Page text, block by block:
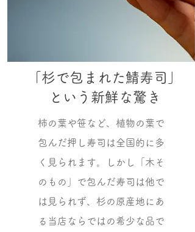
「杉で包まれた鯖寿司」
という新鮮な驚き
柿の葉や笹など、植物の葉で
包んだ押し寿司は全国的に多
く見られます。しかし「木そ
のもの」で包んだ寿司は他で
は見られず、杉の原産地にあ
る当店ならではの希少な品で